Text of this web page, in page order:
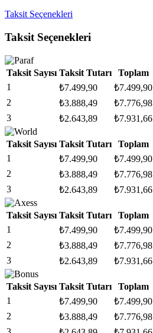
Taksit Seçenekleri
Taksit Seçenekleri
Taksit Sayısı Taksit Tutarı
Toplam
1
₺7.499,90 ₺7.499,90
2
₺3.888,49 ₺7.776,98
3
₺2.643,89 ₺7.931,66
Taksit Sayısı Taksit Tutarı
Toplam
1
₺7.499,90 ₺7.499,90
2
₺3.888,49 ₺7.776,98
3
₺2.643,89 ₺7.931,66
Taksit Sayısı Taksit Tutarı
Toplam
1
₺7.499,90 ₺7.499,90
2
₺3.888,49 ₺7.776,98
3
₺2.643,89 ₺7.931,66
Taksit Sayısı Taksit Tutarı
Toplam
1
₺7.499,90 ₺7.499,90
2
₺3.888,49 ₺7.776,98